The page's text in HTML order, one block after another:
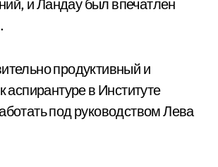
и Ландау был впечатлен
продуктивный и
аспирантуре в Институте
под руководством Лева